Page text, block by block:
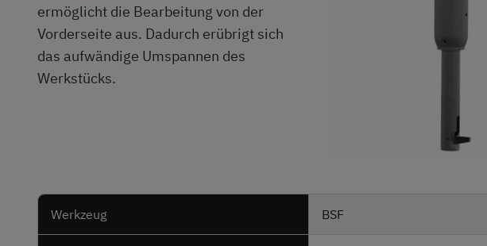
ermöglicht die Bearbeitung von der
Vorderseite aus. Dadurch erübrigt sich
das aufwändige Umspannen des
Werkstücks.
Werkzeug BSF